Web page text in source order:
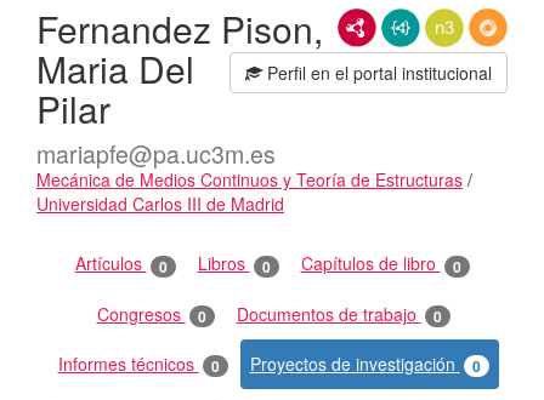
RDF/XMLJSON-LDN3/Turtle
Perfil en el portal institucional
Fernandez Pison,
Maria Del
Pilar
mariapfe@pa.uc3m.es
Mecánica de Medios Continuos y Teoría de Estructuras /
Universidad Carlos III de Madrid
Actividades
Artículos 0 Libros 0 Capítulos de libro 0
Congresos 0 Documentos de trabajo 0
Informes técnicos 0 Proyectos de investigación 0